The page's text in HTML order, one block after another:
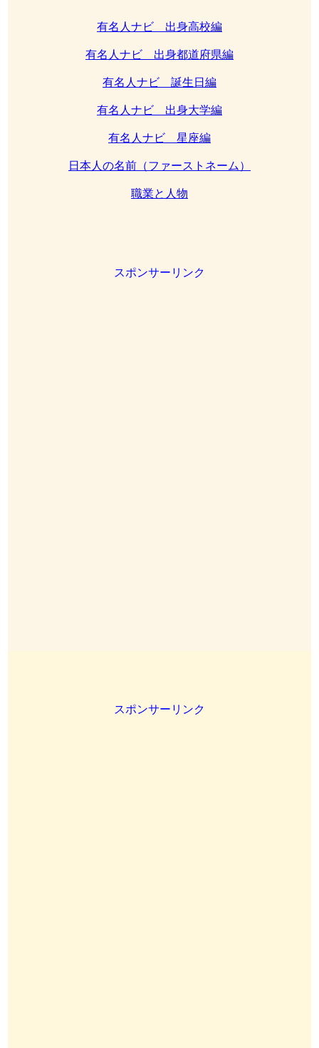
有名人ナビ 出身高校編
有名人ナビ 出身都道府県編
有名人ナビ 誕生日編
有名人ナビ 出身大学編
有名人ナビ 星座編
日本人の名前（ファーストネーム）
職業と人物
スポンサーリンク
スポンサーリンク